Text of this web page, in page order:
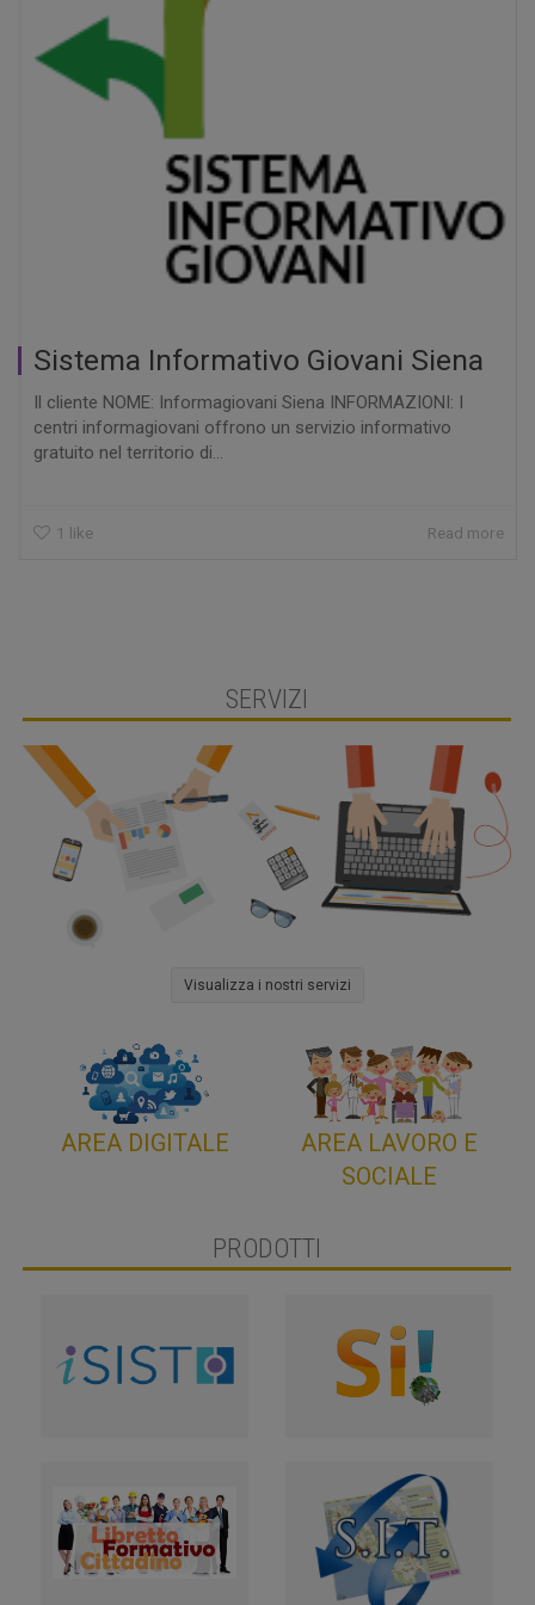
Sistema Informativo Giovani Siena
Il cliente NOME: Informagiovani Siena INFORMAZIONI: I
centri informagiovani offrono un servizio informativo
gratuito nel territorio di...
1 like Read more
SERVIZI
Visualizza i nostri servizi
AREA DIGITALE
AREA LAVORO E
SOCIALE
PRODOTTI